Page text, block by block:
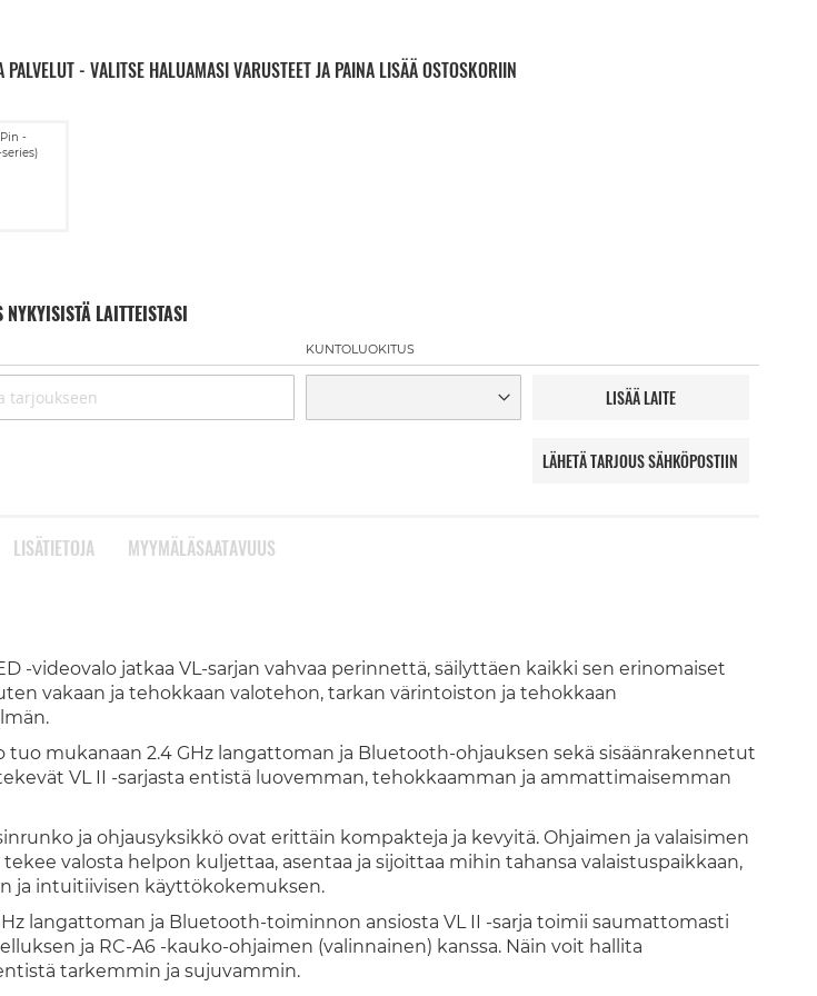
PALVELUT - VALITSE HALUAMASI VARUSTEET JA PAINA LISÄÄ OSTOSKORIIN
-
NYKYISISTÄ LAITTEISTASI
KUNTOLUOKITUS
LISÄÄ LAITE
LÄHETÄ TARJOUS SÄHKÖPOSTIIN
-videovalo jatkaa VL-sarjan vahvaa perinnettä, säilyttäen kaikki sen erinomaiset
vakaan ja tehokkaan valotehon, tarkan värintoiston ja tehokkaan
tuo mukanaan 2.4 GHz langattoman ja Bluetooth-ohjauksen sekä sisäänrakennetut
VL II -sarjasta entistä luovemman, tehokkaamman ja ammattimaisemman
ja ohjausyksikkö ovat erittäin kompakteja ja kevyitä. Ohjaimen ja valaisimen
valosta helpon kuljettaa, asentaa ja sijoittaa mihin tahansa valaistuspaikkaan,
ja intuitiivisen käyttökokemuksen.
langattoman ja Bluetooth-toiminnon ansiosta VL II -sarja toimii saumattomasti
ja RC-A6 -kauko-ohjaimen (valinnainen) kanssa. Näin voit hallita
tarkemmin ja sujuvammin.
LISÄTIETOJA MYYMÄLÄSAATAVUUS